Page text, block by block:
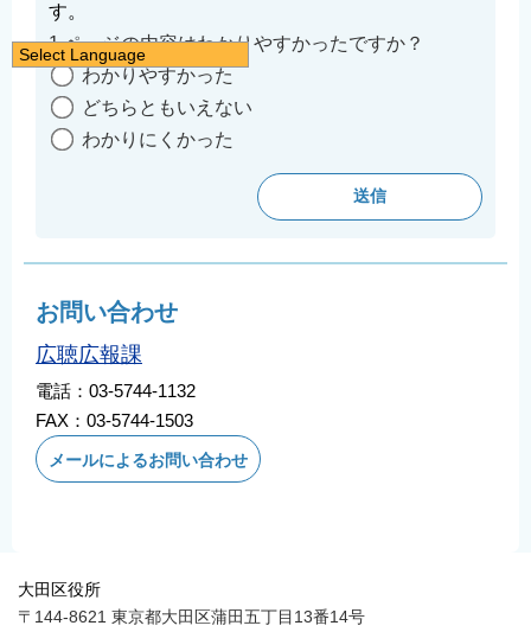
す。
1.ページの内容はわかりやすかったですか？
わかりやすかった
どちらともいえない
わかりにくかった
お問い合わせ
広聴広報課
電話：03-5744-1132
FAX：03-5744-1503
メールによるお問い合わせ
大田区役所
〒144-8621 東京都大田区蒲田五丁目13番14号
Select Language
日本語
English
नेपाली
Filipino